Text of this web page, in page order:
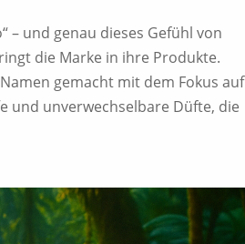
– und genau dieses Gefühl von
die Marke in ihre Produkte.
gemacht mit dem Fokus auf
unverwechselbare Düfte, die